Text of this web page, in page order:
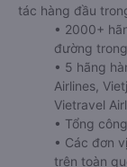
tác hàng đầu
• 2000+
đường
• 5 hãng
Airlines,
Vietravel
• Tổng
• Các đơn
trên toàn